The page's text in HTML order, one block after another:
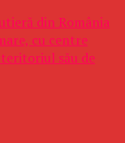
din România
cu centre
său de